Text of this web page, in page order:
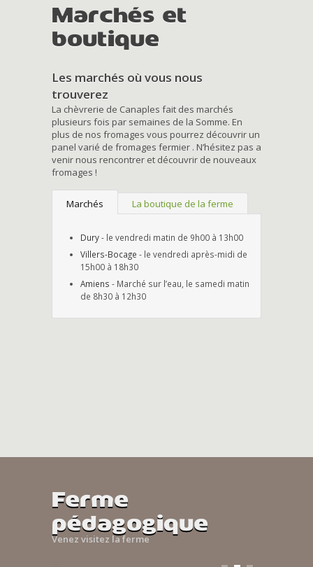
Marchés et
boutique
Les marchés où vous nous
trouverez
La chèvrerie de Canaples fait des marchés
plusieurs fois par semaines de la Somme. En
plus de nos fromages vous pourrez découvrir un
panel varié de fromages fermier . N’hésitez pas a
venir nous rencontrer et découvrir de nouveaux
fromages !
Marchés La boutique de la ferme
Dury- le vendredi matin de 9h00 à 13h00
Villers-Bocage - le vendredi après-midi de
15h00 à 18h30
Amiens - Marché sur l’eau, le samedi matin
de 8h30 à 12h30
Ferme
pédagogique
Venez visitez la ferme